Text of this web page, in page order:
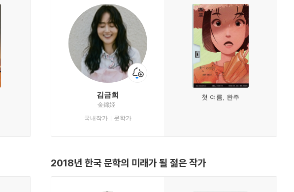
김금희
金錦姬
국내작가
문학가
첫 여름, 완주
2018년 한국 문학의 미래가 될 젊은 작가